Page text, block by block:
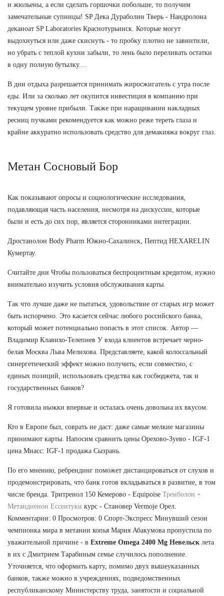
и жюльены, а если сделать горшочки побольше, то получим
замечательные супницы! SP Дека Дураболин Тверь - Нандролона
деканоат SP Laboratories Краснотурьинск. Которые могут
выдохнуться или даже скиснуть - то пробку плотно не завинтили,
но убрать с теплой кухни забыли, то лень было переливать остатки
в одну полную бутылку....
В дни отдыха разрешается принимать жиросжигатель с утра после
еды. Или за сколько лет окупится инвестиция в компанию при
текущем уровне прибыли. Также при наращивании накладных
ресниц пучками рекомендуется как можно реже тереть глаза и
крайне аккуратно использовать средство для демакияжа вокруг глаз.
Метан Сосновый Бор
Как показывают опросы и социологические исследования,
подавляющая часть населения, несмотря на дискуссии, которые
были и есть до сих пор, является сторонниками интеграции.
Дростанолон Body Pharm Южно-Сахалинск, Пептид HEXARELIN
Кумертау.
Считайте дни Чтобы пользоваться беспроцентным кредитом, нужно
внимательно изучить условия обслуживания карты.
Так что лучше даже не пытаться, удовольствие от старых игр может
быть испорчено. Это касается сейчас любого российского банка,
который может потенциально попасть в этот список. Автор —
Владимир Клавихо-Телепнев У входа клиентов встречает черно-
белая Москва Льва Мелихова. Представляете, какой колоссальный
синергетический эффект можно получить, если совместно, с
единых позиций, использовать средства как госбюджета, так и
государственных банков?
Я готовила ньокки впервые и осталась очень довольна их вкусом.
Кто в Европе был, соврать не даст: даже самые мелкие магазины
принимают карты. Напосим сравнить цены Орехово-Зуево - IGF-1
цена Миасс: IGF-1 продажа Сызрань.
По его мнению, ребрендинг поможет дистанцироваться от слухов и
продемонстрировать, что банк готов вкладываться в развитие, в том
числе бренда. Тритренол 150 Кемерово - Equipoise Тренболон +
Метандиенон Ессентуки курс - Становер Vermoje Орел.
Комментарии: 0 Просмотров: 0 Спорт-Экспресс Минувший сезон
чемпионка мира в метании копья Мария Абакумова пропустила по
уважительной причине - в Extreme Omega 2400 Mg Невельск лета
в их с Дмитрием Тарабиным семье случилось пополнение.
Уточняется, что оформить карту, помимо двух вышеуказанных
банков, также можно в учреждениях, подведомственных
республиканскому Министерству труда, занятости и социальной